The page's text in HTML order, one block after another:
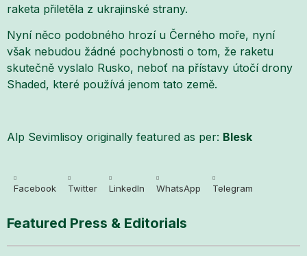
raketa přiletěla z ukrajinské strany.
Nyní něco podobného hrozí u Černého moře, nyní
však nebudou žádné pochybnosti o tom, že raketu
skutečně vyslalo Rusko, neboť na přístavy útočí drony
Shaded, které používá jenom tato země.
Alp Sevimlisoy originally featured as per: Blesk
Facebook Twitter LinkedIn WhatsApp Telegram
Featured Press & Editorials